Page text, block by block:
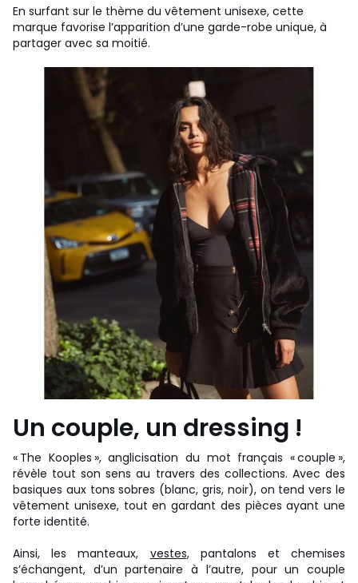
En surfant sur le thème du vêtement unisexe, cette
marque favorise l’apparition d’une garde-robe unique, à
partager avec sa moitié.
Un couple, un dressing !
« The Kooples », anglicisation du mot français « couple »,
révèle tout son sens au travers des collections. Avec des
basiques aux tons sobres (blanc, gris, noir), on tend vers le
vêtement unisexe, tout en gardant des pièces ayant une
forte identité.
Ainsi, les manteaux, vestes, pantalons et chemises
s’échangent, d’un partenaire à l’autre, pour un couple